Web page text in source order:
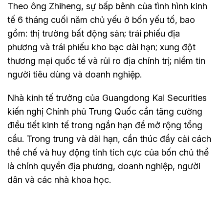
Theo ông Zhiheng, sự bấp bênh của tình hình kinh
tế 6 tháng cuối năm chủ yếu ở bốn yếu tố, bao
gồm: thị trường bất động sản; trái phiếu địa
phương và trái phiếu kho bạc dài hạn; xung đột
thương mại quốc tế và rủi ro địa chính trị; niềm tin
người tiêu dùng và doanh nghiệp.
Nhà kinh tế trưởng của Guangdong Kai Securities
kiến nghị Chính phủ Trung Quốc cần tăng cường
điều tiết kinh tế trong ngắn hạn để mở rộng tổng
cầu. Trong trung và dài hạn, cần thúc đẩy cải cách
thể chế và huy động tính tích cực của bốn chủ thể
là chính quyền địa phương, doanh nghiệp, người
dân và các nhà khoa học.